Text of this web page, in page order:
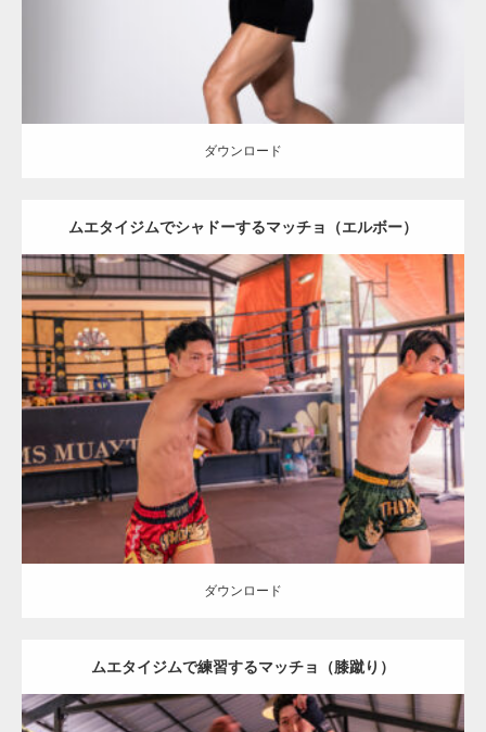
ダウンロード
ムエタイジムでシャドーするマッチョ（エルボー）
Update:2023.09.8
Category:ムエタイのマッチョ in チェンマイ(タイ)
オレンジの人
AKIHITO(細マッチョ) SOSUKE 腹筋 チェンマイ(タイ)
ダウンロード
ダウンロード
ムエタイジムで練習するマッチョ（膝蹴り）